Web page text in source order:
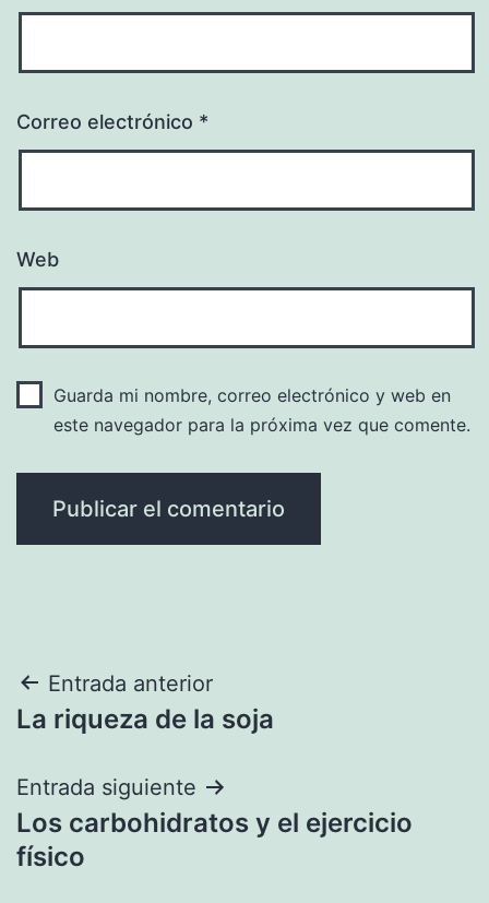
Correo electrónico *
Web
Guarda mi nombre, correo electrónico y web en
este navegador para la próxima vez que comente.
Navegación
de
entradas
Entrada anterior
La riqueza de la soja
Entrada siguiente
Los carbohidratos y el ejercicio
físico